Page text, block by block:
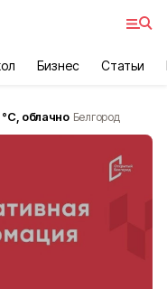
Бизнес Статьи
°С, облачно Белгород